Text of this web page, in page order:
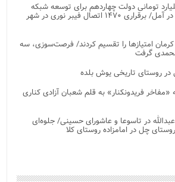
گذاری ۱۸۰ میلیارد تومانی دولت چهاردهم برای توسعه شبکه
تلفن همراه و فیبر نوری در آمل/ برقراری ۱۴۷۰ اتصال فیبر نوری در شهر
امتیازها را تقسیم کردند/ فرصت‌سوزی، سه
گرفت
در روستای تاریخی یوش بلده
«مفاخر فریدونکنار» به قلم شعبان آزادی کناری
در تاسوعا و عاشورای حسینی/ جلوه‌ای
چل در امامزاده روستای کلا